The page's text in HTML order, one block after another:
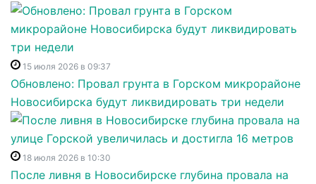
15 июля 2026 в 09:37
Обновлено: Провал грунта в Горском микрорайоне
Новосибирска будут ликвидировать три недели
18 июля 2026 в 10:30
После ливня в Новосибирске глубина провала на